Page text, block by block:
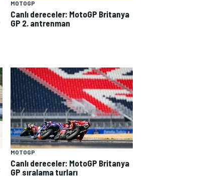
MOTOGP
Canlı dereceler: MotoGP Britanya
GP 2. antrenman
MOTOGP
Canlı dereceler: MotoGP Britanya
GP sıralama turları